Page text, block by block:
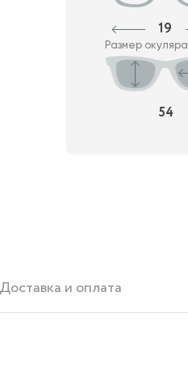
19
Размер окуляра
54
Доставка и оплата